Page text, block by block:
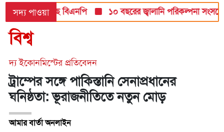
সদ্য পাওয়া
মনোনয়ন দিচ্ছে বিএনপি ১০ বছরের জ্বালানি পরিকল্পনা সংসদে
বিশ্ব
দ্য ইকোনমিস্টের প্রতিবেদন
ট্রাম্পের সঙ্গে পাকিস্তানি সেনাপ্রধানের
ঘনিষ্ঠতা: ভূরাজনীতিতে নতুন মোড়
আমার বার্তা অনলাইন